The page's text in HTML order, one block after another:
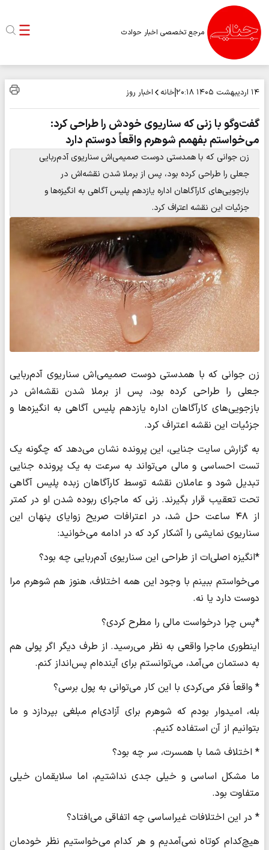
مرجع تخصصی اخبار حوادث
۱۴ اردیبهشت ۱۴۰۵ ۲۰:۱۸ خانه اخبار روز
گفت‌وگو با زنی که سناریوی خودش را طراحی کرد:
می‌خواستم بفهمم شوهرم واقعاً دوستم دارد
زن جوانی که با همدستی دوست صمیمی‌اش سناریوی آدم‌ربایی
جعلی را طراحی کرده بود، پس از برملا شدن نقشه‌اش در
بازجویی‌های کارآگاهان اداره یازدهم پلیس آگاهی به انگیزه‌ها و
جزئیات این نقشه اعتراف کرد.
زن جوانی که با همدستی دوست صمیمی‌اش سناریوی آدم‌ربایی
جعلی را طراحی کرده بود، پس از برملا شدن نقشه‌اش در
بازجویی‌های کارآگاهان اداره یازدهم پلیس آگاهی به انگیزه‌ها و
جزئیات این نقشه اعتراف کرد.
به گزارش سایت جنایی، این پرونده نشان می‌دهد که چگونه یک
تست احساسی و مالی می‌تواند به سرعت به یک پرونده جنایی
تبدیل شود و عاملان نقشه توسط کارآگاهان زبده پلیس آگاهی
تحت تعقیب قرار بگیرند. زنی که ماجرای ربوده شدن او در کمتر
از ۴۸ ساعت حل شد، در اعترافات صریح زوایای پنهان این
سناریوی نمایشی را آشکار کرد که در ادامه می‌خوانید:
*انگیزه اصلی‌ات از طراحی این سناریوی آدم‌ربایی چه بود؟
می‌خواستم ببینم با وجود این همه اختلاف، هنوز هم شوهرم مرا
دوست دارد یا نه.
*پس چرا درخواست مالی را مطرح کردی؟
اینطوری ماجرا واقعی به نظر می‌رسید. از طرف دیگر اگر پولی هم
به دستمان می‌آمد، می‌توانستم برای آینده‌ام پس‌انداز کنم.
* واقعاً فکر می‌کردی با این کار می‌توانی به پول برسی؟
بله، امیدوار بودم که شوهرم برای آزادی‌ام مبلغی بپردازد و ما
بتوانیم از آن استفاده کنیم.
* اختلاف شما با همسرت، سر چه بود؟
ما مشکل اساسی و خیلی جدی نداشتیم، اما سلایقمان خیلی
متفاوت بود.
* در این اختلافات غیراساسی چه اتفاقی می‌افتاد؟
هیچ‌کدام کوتاه نمی‌آمدیم و هر کدام می‌خواستیم نظر خودمان